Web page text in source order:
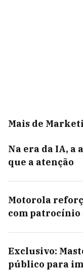
Mais de
Na era da IA, a
que a atenção
Motorola
com patrocínio
Exclusivo:
público para